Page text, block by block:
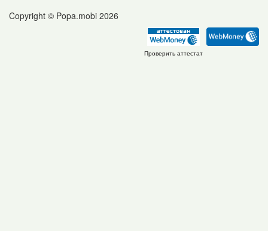
Copyright © Popa.mobi 2026
Проверить аттестат